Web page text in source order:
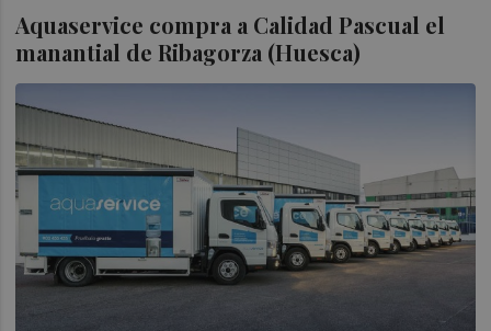
Aquaservice compra a Calidad Pascual el
manantial de Ribagorza (Huesca)